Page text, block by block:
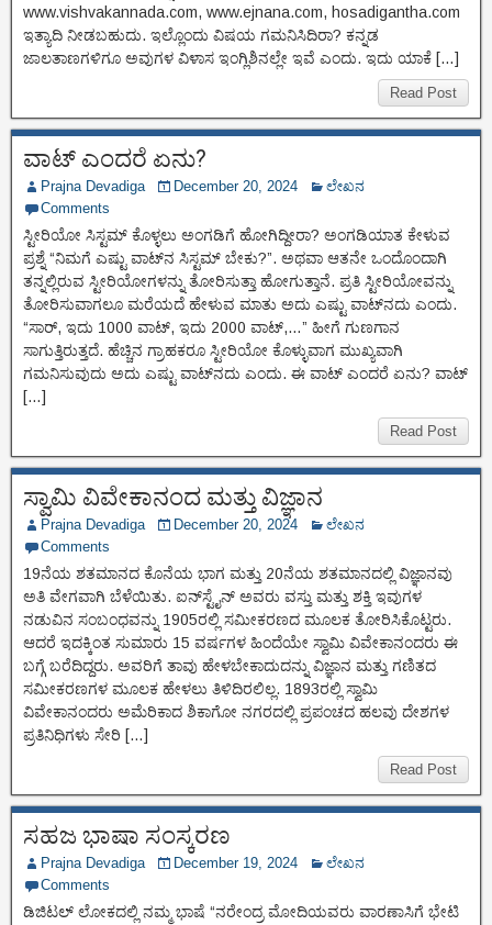
www.vishvakannada.com, www.ejnana.com, hosadigantha.com
ಇತ್ಯಾದಿ ನೀಡಬಹುದು. ಇಲ್ಲೊಂದು ವಿಷಯ ಗಮನಿಸಿದಿರಾ? ಕನ್ನಡ
ಜಾಲತಾಣಗಳಿಗೂ ಅವುಗಳ ವಿಳಾಸ ಇಂಗ್ಲಿಶಿನಲ್ಲೇ ಇವೆ ಎಂದು. ಇದು ಯಾಕೆ […]
Read Post
ವಾಟ್ ಎಂದರೆ ಏನು?
Prajna Devadiga December 20, 2024
ಲೇಖನ
Comments
ಸ್ಟೀರಿಯೋ ಸಿಸ್ಟಮ್ ಕೊಳ್ಳಲು ಅಂಗಡಿಗೆ ಹೋಗಿದ್ದೀರಾ? ಅಂಗಡಿಯಾತ ಕೇಳುವ
ಪ್ರಶ್ನೆ “ನಿಮಗೆ ಎಷ್ಟು ವಾಟ್‌ನ ಸಿಸ್ಟಮ್ ಬೇಕು?”. ಅಥವಾ ಆತನೇ ಒಂದೊಂದಾಗಿ
ತನ್ನಲ್ಲಿರುವ ಸ್ಟೀರಿಯೋಗಳನ್ನು ತೋರಿಸುತ್ತಾ ಹೋಗುತ್ತಾನೆ. ಪ್ರತಿ ಸ್ಟೀರಿಯೋವನ್ನು
ತೋರಿಸುವಾಗಲೂ ಮರೆಯದೆ ಹೇಳುವ ಮಾತು ಅದು ಎಷ್ಟು ವಾಟ್‌ನದು ಎಂದು.
“ಸಾರ್, ಇದು 1000 ವಾಟ್, ಇದು 2000 ವಾಟ್,…” ಹೀಗೆ ಗುಣಗಾನ
ಸಾಗುತ್ತಿರುತ್ತದೆ. ಹೆಚ್ಚಿನ ಗ್ರಾಹಕರೂ ಸ್ಟೀರಿಯೋ ಕೊಳ್ಳುವಾಗ ಮುಖ್ಯವಾಗಿ
ಗಮನಿಸುವುದು ಅದು ಎಷ್ಟು ವಾಟ್‌ನದು ಎಂದು. ಈ ವಾಟ್ ಎಂದರೆ ಏನು? ವಾಟ್
[…]
Read Post
ಸ್ವಾಮಿ ವಿವೇಕಾನಂದ ಮತ್ತು ವಿಜ್ಞಾನ
Prajna Devadiga December 20, 2024
ಲೇಖನ
Comments
19ನೆಯ ಶತಮಾನದ ಕೊನೆಯ ಭಾಗ ಮತ್ತು 20ನೆಯ ಶತಮಾನದಲ್ಲಿ ವಿಜ್ಞಾನವು
ಅತಿ ವೇಗವಾಗಿ ಬೆಳೆಯಿತು. ಐನ್‌ಸ್ಟೈನ್ ಅವರು ವಸ್ತು ಮತ್ತು ಶಕ್ತಿ ಇವುಗಳ
ನಡುವಿನ ಸಂಬಂಧವನ್ನು 1905ರಲ್ಲಿ ಸಮೀಕರಣದ ಮೂಲಕ ತೋರಿಸಿಕೊಟ್ಟರು.
ಆದರೆ ಇದಕ್ಕಿಂತ ಸುಮಾರು 15 ವರ್ಷಗಳ ಹಿಂದೆಯೇ ಸ್ವಾಮಿ ವಿವೇಕಾನಂದರು ಈ
ಬಗ್ಗೆ ಬರೆದಿದ್ದರು. ಅವರಿಗೆ ತಾವು ಹೇಳಬೇಕಾದುದನ್ನು ವಿಜ್ಞಾನ ಮತ್ತು ಗಣಿತದ
ಸಮೀಕರಣಗಳ ಮೂಲಕ ಹೇಳಲು ತಿಳಿದಿರಲಿಲ್ಲ. 1893ರಲ್ಲಿ ಸ್ವಾಮಿ
ವಿವೇಕಾನಂದರು ಅಮೆರಿಕಾದ ಶಿಕಾಗೋ ನಗರದಲ್ಲಿ ಪ್ರಪಂಚದ ಹಲವು ದೇಶಗಳ
ಪ್ರತಿನಿಧಿಗಳು ಸೇರಿ […]
Read Post
ಸಹಜ ಭಾಷಾ ಸಂಸ್ಕರಣ
Prajna Devadiga December 19, 2024
ಲೇಖನ
Comments
ಡಿಜಿಟಲ್ ಲೋಕದಲ್ಲಿ ನಮ್ಮ ಭಾಷೆ “ನರೇಂದ್ರ ಮೋದಿಯವರು ವಾರಣಾಸಿಗೆ ಭೇಟಿ